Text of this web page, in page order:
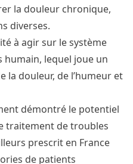
la douleur chronique,
diverses.
à agir sur le système
lequel joue un
la douleur, de l’humeur et
démontré le potentiel
traitement de troubles
prescrit en France
de patients